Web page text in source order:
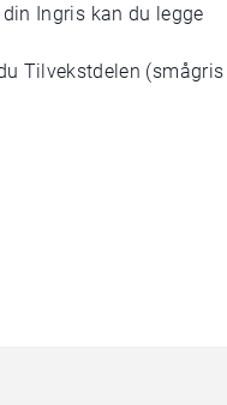
Ingris kan du legge
Tilvekstdelen (smågris